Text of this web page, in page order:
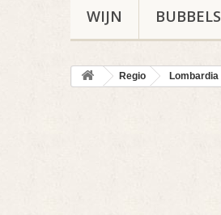
WIJN BUBBELS
Regio Lombardia